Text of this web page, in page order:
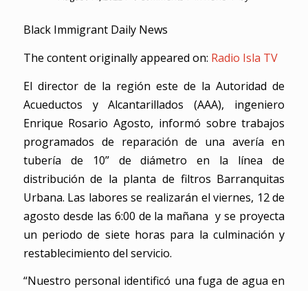
Black Immigrant Daily News
The content originally appeared on: Radio Isla TV
El director de la región este de la Autoridad de
Acueductos y Alcantarillados (AAA), ingeniero
Enrique Rosario Agosto, informó sobre trabajos
programados de reparación de una avería en
tubería de 10” de diámetro en la línea de
distribución de la planta de filtros Barranquitas
Urbana. Las labores se realizarán el viernes, 12 de
agosto desde las 6:00 de la mañana y se proyecta
un periodo de siete horas para la culminación y
restablecimiento del servicio.
“Nuestro personal identificó una fuga de agua en